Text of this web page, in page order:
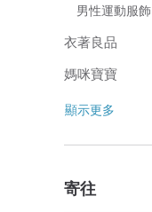
男性運動服飾
衣著良品
媽咪寶寶
顯示更多
寄往